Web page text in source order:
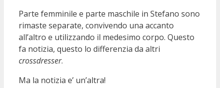
Parte femminile e parte maschile in Stefano sono
rimaste separate, convivendo una accanto
all’altro e utilizzando il medesimo corpo. Questo
fa notizia, questo lo differenzia da altri
crossdresser.
Ma la notizia e’ un’altra!